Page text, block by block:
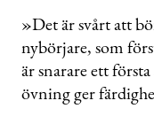
»Det är svårt att
nybörjare, som
är snarare ett
övning ger